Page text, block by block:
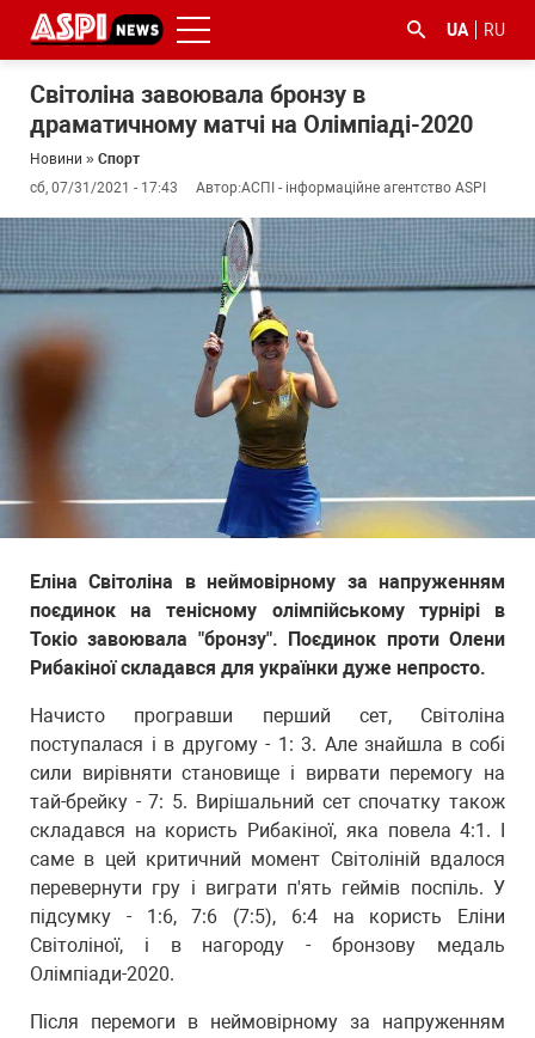
UA RU
Світоліна завоювала бронзу в
драматичному матчі на Олімпіаді-2020
Новини » Спорт
сб, 07/31/2021 - 17:43
Автор:АСПІ - інформаційне агентство ASPI
Еліна Світоліна в неймовірному за напруженням
поєдинок на тенісному олімпійському турнірі в
Токіо завоювала "бронзу". Поєдинок проти Олени
Рибакіної складався для українки дуже непросто.
Начисто програвши перший сет, Світоліна
поступалася і в другому - 1: 3. Але знайшла в собі
сили вирівняти становище і вирвати перемогу на
тай-брейку - 7: 5. Вирішальний сет спочатку також
складався на користь Рибакіної, яка повела 4:1. І
саме в цей критичний момент Світоліній вдалося
перевернути гру і виграти п'ять геймів поспіль. У
підсумку - 1:6, 7:6 (7:5), 6:4 на користь Еліни
Світоліної, і в нагороду - бронзову медаль
Олімпіади-2020.
Після перемоги в неймовірному за напруженням
#ООС
#боротьба
з
корупцією
#ДФС #Київ #коронавірус